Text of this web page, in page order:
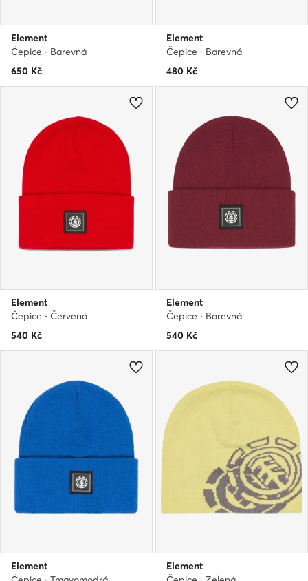
Element
Čepice · Barevná
650 Kč
Element
Čepice · Barevná
480 Kč
Element
Čepice · Červená
540 Kč
Element
Čepice · Barevná
540 Kč
Element
Element